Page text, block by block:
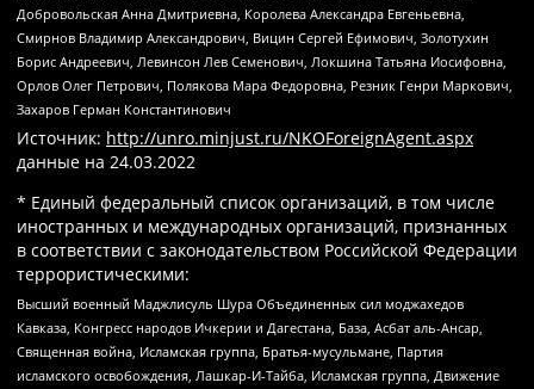
Добровольская Анна Дмитриевна, Королева Александра Евгеньевна,
Смирнов Владимир Александрович, Вицин Сергей Ефимович, Золотухин
Борис Андреевич, Левинсон Лев Семенович, Локшина Татьяна Иосифовна,
Орлов Олег Петрович, Полякова Мара Федоровна, Резник Генри Маркович,
Захаров Герман Константинович
Источник: http://unro.minjust.ru/NKOForeignAgent.aspx
данные на 24.03.2022
* Единый федеральный список организаций, в том числе
иностранных и международных организаций, признанных
в соответствии с законодательством Российской Федерации
террористическими:
Высший военный Маджлисуль Шура Объединенных сил моджахедов
Кавказа, Конгресс народов Ичкерии и Дагестана, База, Асбат аль-Ансар,
Священная война, Исламская группа, Братья-мусульмане, Партия
исламского освобождения, Лашкар-И-Тайба, Исламская группа, Движение